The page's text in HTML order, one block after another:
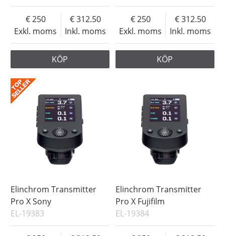
Exkl. moms
250
Inkl. moms
312.50
KÖP
Exkl. moms
250
Inkl. moms
312.50
KÖP
Elinchrom Transmitter
Pro X Sony
EL-19383
Elinchrom Transmitter
Pro X Fujifilm
EL-19384